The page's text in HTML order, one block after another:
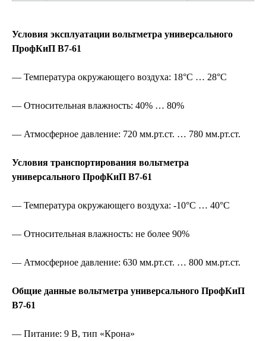
Условия эксплуатации вольтметра универсального
ПрофКиП В7-61
— Температура окружающего воздуха: 18°С … 28°С
— Относительная влажность: 40% … 80%
— Атмосферное давление: 720 мм.рт.ст. … 780 мм.рт.ст.
Условия транспортирования вольтметра
универсального ПрофКиП В7-61
— Температура окружающего воздуха: -10°С … 40°С
— Относительная влажность: не более 90%
— Атмосферное давление: 630 мм.рт.ст. … 800 мм.рт.ст.
Общие данные вольтметра универсального ПрофКиП
В7-61
— Питание: 9 В, тип «Крона»